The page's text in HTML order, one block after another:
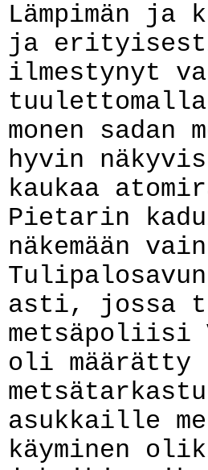
Lämpimän ja
ja
ilmestynyt
monen
hyvin
kaukaa
Pietarin
näkemään
asti, jossa
metsäpoliisi
oli määrätty
asukkaille
käyminen